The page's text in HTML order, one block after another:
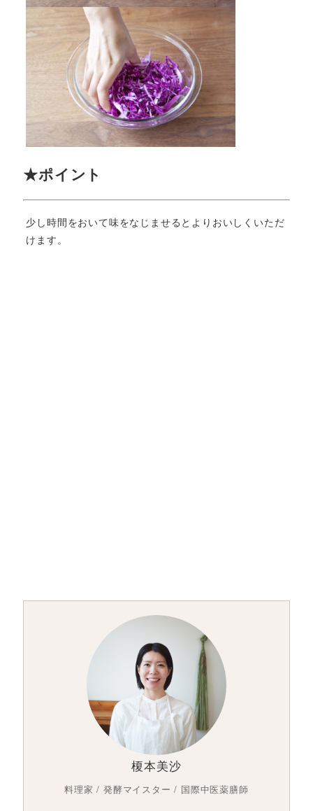
★ポイント
少し時間をおいて味をなじませるとよりおいしくいただ
けます。
榎本美沙
料理家 / 発酵マイスター / 国際中医薬膳師